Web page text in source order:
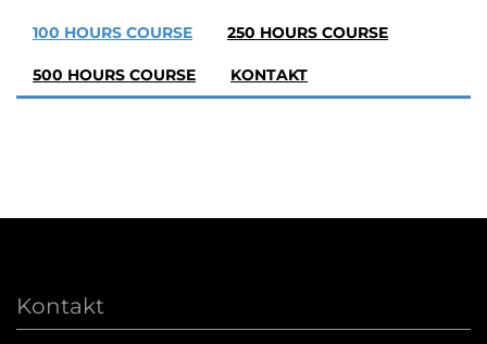
ZEMLJEVID STRANI
100 HOURS COURSE 250 HOURS COURSE
500 HOURS COURSE KONTAKT
Kontakt